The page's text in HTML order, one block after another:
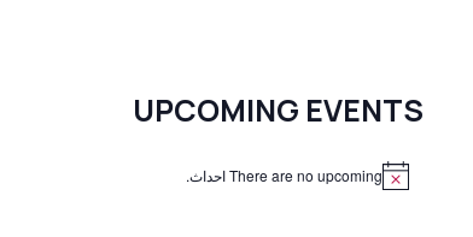
UPCOMING EVENTS
There are no upcoming احداث.